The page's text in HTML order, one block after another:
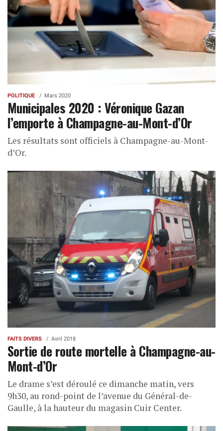
POLITIQUE Mars 2020
Municipales 2020 : Véronique Gazan
l’emporte à Champagne-au-Mont-d’Or
Les résultats sont officiels à Champagne-au-Mont-
d’Or.
FAITS DIVERS Avril 2018
Sortie de route mortelle à Champagne-au-
Mont-d’Or
Le drame s’est déroulé ce dimanche matin, vers
9h30, au rond-point de l’avenue du Général-de-
Gaulle, à la hauteur du magasin Cuir Center.